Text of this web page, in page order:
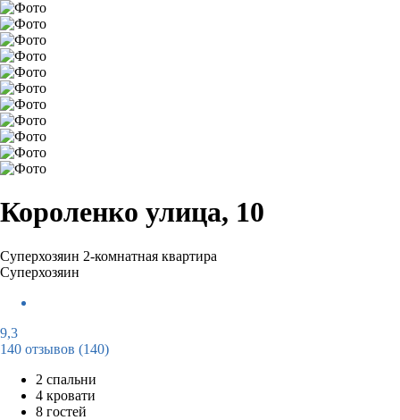
Короленко улица, 10
Суперхозяин 2-комнатная квартира
Суперхозяин
9,3
140 отзывов (140)
2 спальни
4 кровати
8 гостей